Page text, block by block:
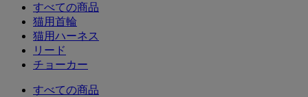
すべての商品
猫用首輪
猫用ハーネス
リード
チョーカー
すべての商品